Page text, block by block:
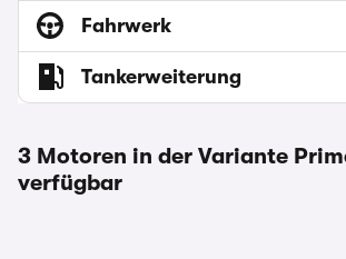
Fahrwerk
Tankerweiterung
3 Motoren in der Variante
verfügbar